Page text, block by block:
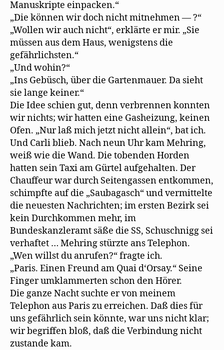
Manuskripte einpacken.“
„Die können wir doch nicht mitnehmen — ?“
„Wollen wir auch nicht“, erklärte er mir. „Sie
müssen aus dem Haus, wenigstens die
gefährlichsten.“
„Und wohin?“
„Ins Gebüsch, über die Gartenmauer. Da sieht
sie lange keiner.“
Die Idee schien gut, denn verbrennen konnten
wir nichts; wir hatten eine Gasheizung, keinen
Ofen. „Nur laß mich jetzt nicht allein“, bat ich.
Und Carli blieb. Nach neun Uhr kam Mehring,
weiß wie die Wand. Die tobenden Horden
hatten sein Taxi am Gürtel aufgehalten. Der
Chauffeur war durch Seitengassen entkommen,
schimpfte auf die „Saubagasch“ und vermittelte
die neuesten Nachrichten; im ersten Bezirk sei
kein Durchkommen mehr, im
Bundeskanzleramt säße die SS, Schuschnigg sei
verhaftet … Mehring stürzte ans Telephon.
„Wen willst du anrufen?“ fragte ich.
„Paris. Einen Freund am Quai d‘Orsay.“ Seine
Finger umklammerten schon den Hörer.
Die ganze Nacht suchte er von meinem
Telephon aus Paris zu erreichen. Daß dies für
uns gefährlich sein könnte, war uns nicht klar;
wir begriffen bloß, daß die Verbindung nicht
zustande kam.